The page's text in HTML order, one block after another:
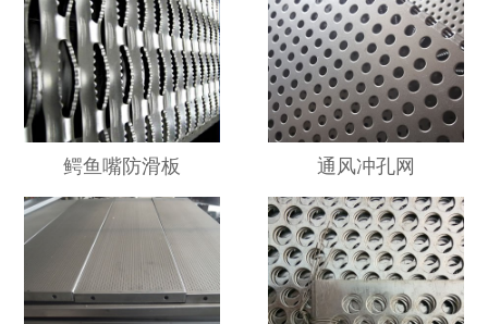
鳄鱼嘴防滑板 通风冲孔网